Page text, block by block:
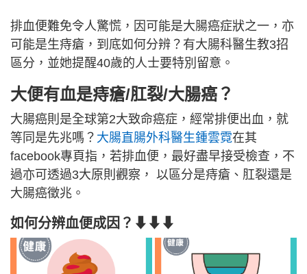
排血便難免令人驚慌，因可能是大腸癌症狀之一，亦
可能是生痔瘡，到底如何分辨？有大腸科醫生教3招
區分，並她提醒40歲的人士要特別留意。
大便有血是痔瘡/肛裂/大腸癌？
大腸癌則是全球第2大致命癌症，經常排便出血，就
等同是先兆嗎？ 大腸直腸外科醫生鍾雲霓在其
facebook專頁指，若排血便，最好盡早接受檢查，不
過亦可透過3大原則觀察， 以區分是痔瘡、肛裂還是
大腸癌徵兆。
如何分辨血便成因？⬇⬇⬇